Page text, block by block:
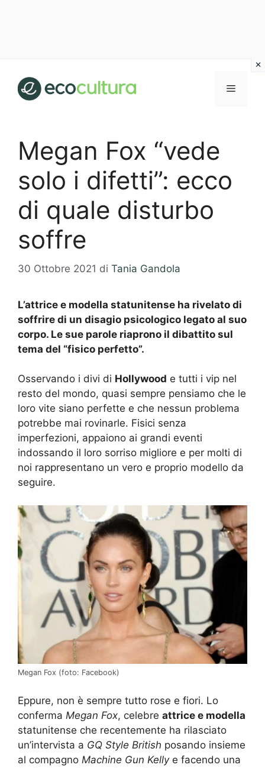
contenuto
MENU
Megan Fox “vede
solo i difetti”: ecco
di quale disturbo
soffre
30 Ottobre 2021 di Tania Gandola
L’attrice e modella statunitense ha rivelato di
soffrire di un disagio psicologico legato al suo
corpo. Le sue parole riaprono il dibattito sul
tema del “fisico perfetto”.
Osservando i divi di Hollywood e tutti i vip nel
resto del mondo, quasi sempre pensiamo che le
loro vite siano perfette e che nessun problema
potrebbe mai rovinarle. Fisici senza
imperfezioni, appaiono ai grandi eventi
indossando il loro sorriso migliore e per molti di
noi rappresentano un vero e proprio modello da
seguire.
Megan Fox (foto: Facebook)
Eppure, non è sempre tutto rose e fiori. Lo
conferma Megan Fox, celebre attrice e modella
statunitense che recentemente ha rilasciato
un’intervista a GQ Style British posando insieme
al compagno Machine Gun Kelly e facendo una